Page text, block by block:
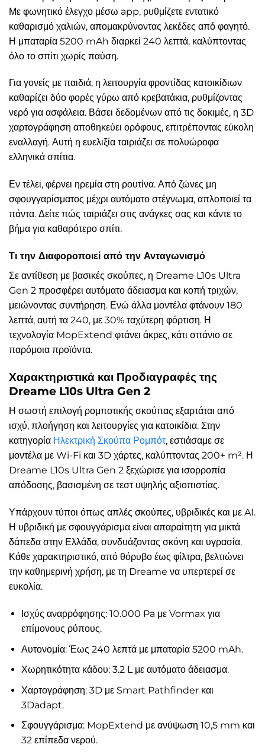
Με φωνητικό έλεγχο μέσω app, ρυθμίζετε εντατικό
καθαρισμό χαλιών, απομακρύνοντας λεκέδες από φαγητό.
Η μπαταρία 5200 mAh διαρκεί 240 λεπτά, καλύπτοντας
όλο το σπίτι χωρίς παύση.
Για γονείς με παιδιά, η λειτουργία φροντίδας κατοικίδιων
καθαρίζει δύο φορές γύρω από κρεβατάκια, ρυθμίζοντας
νερό για ασφάλεια. Βάσει δεδομένων από τις δοκιμές, η 3D
χαρτογράφηση αποθηκεύει ορόφους, επιτρέποντας εύκολη
εναλλαγή. Αυτή η ευελιξία ταιριάζει σε πολυώροφα
ελληνικά σπίτια.
Εν τέλει, φέρνει ηρεμία στη ρουτίνα. Από ζώνες μη
σφουγγαρίσματος μέχρι αυτόματο στέγνωμα, απλοποιεί τα
πάντα. Δείτε πώς ταιριάζει στις ανάγκες σας και κάντε το
βήμα για καθαρότερο σπίτι.
Τι την Διαφοροποιεί από την Ανταγωνισμό
Σε αντίθεση με βασικές σκούπες, η Dreame L10s Ultra
Gen 2 προσφέρει αυτόματο άδειασμα και κοπή τριχών,
μειώνοντας συντήρηση. Ενώ άλλα μοντέλα φτάνουν 180
λεπτά, αυτή τα 240, με 30% ταχύτερη φόρτιση. Η
τεχνολογία MopExtend φτάνει άκρες, κάτι σπάνιο σε
παρόμοια προϊόντα.
Χαρακτηριστικά και Προδιαγραφές της
Dreame L10s Ultra Gen 2
Η σωστή επιλογή ρομποτικής σκούπας εξαρτάται από
ισχύ, πλοήγηση και λειτουργίες για κατοικίδια. Στην
κατηγορία Ηλεκτρική Σκούπα Ρομπότ, εστιάσαμε σε
μοντέλα με Wi-Fi και 3D χάρτες, καλύπτοντας 200+ m². Η
Dreame L10s Ultra Gen 2 ξεχώρισε για ισορροπία
απόδοσης, βασισμένη σε τεστ υψηλής αξιοπιστίας.
Υπάρχουν τύποι όπως απλές σκούπες, υβριδικές και με AI.
Η υβριδική με σφουγγάρισμα είναι απαραίτητη για μικτά
δάπεδα στην Ελλάδα, συνδυάζοντας σκόνη και υγρασία.
Κάθε χαρακτηριστικό, από θόρυβο έως φίλτρα, βελτιώνει
την καθημερινή χρήση, με τη Dreame να υπερτερεί σε
ευκολία.
Ισχύς αναρρόφησης: 10.000 Pa με Vormax για
επίμονους ρύπους.
Αυτονομία: Έως 240 λεπτά με μπαταρία 5200 mAh.
Χωρητικότητα κάδου: 3.2 L με αυτόματο άδειασμα.
Χαρτογράφηση: 3D με Smart Pathfinder και
3Dadapt.
Σφουγγάρισμα: MopExtend με ανύψωση 10,5 mm και
32 επίπεδα νερού.